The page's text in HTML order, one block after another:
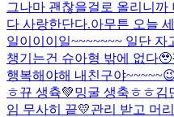
그나마 괜찮을걸로 올리니까
다 사랑한단다.아무튼 오늘
일이이이일~~~~~~~ 일단 자
챙기는건 슈아형 밖에 없다🥹
행복해야해 내친구야
ㅎ뀨 생츅💚밍굴 생축ㅎㅎ김
임 무사히 끝💛관리 받고 머